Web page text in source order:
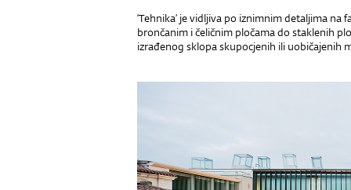
‘Tehnika’ je vidljiva po iznimnim detaljima
brončanim i čeličnim pločama do staklenih
izrađenog sklopa skupocjenih ili uobičajenih